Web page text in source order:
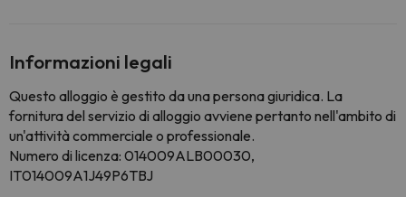
Informazioni legali
Questo alloggio è gestito da una persona giuridica. La
fornitura del servizio di alloggio avviene pertanto nell'ambito di
un'attività commerciale o professionale.
Numero di licenza: 014009ALB00030,
IT014009A1J49P6TBJ